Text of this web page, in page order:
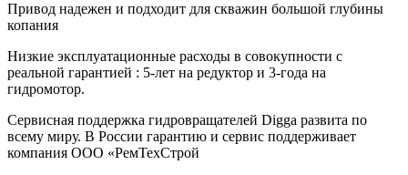
Привод надежен и подходит для скважин большой глубины
копания
Низкие эксплуатационные расходы в совокупности с
реальной гарантией : 5-лет на редуктор и 3-года на
гидромотор.
Сервисная поддержка гидровращателей Digga развита по
всему миру. В России гарантию и сервис поддерживает
компания OOO «РемТехСтрой